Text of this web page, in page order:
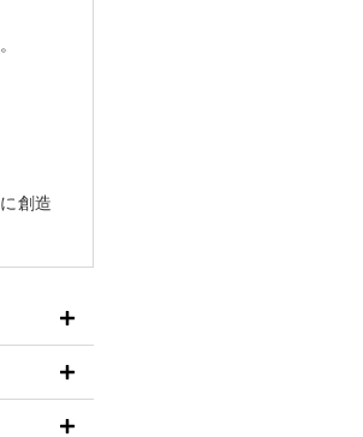
創造